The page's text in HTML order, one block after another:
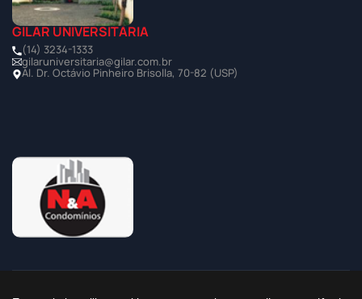
GILAR UNIVERSITÁRIA
(14) 3234-1333
gilaruniversitaria@gilar.com.br
Al. Dr. Octávio Pinheiro Brisolla, 70-82 (USP)